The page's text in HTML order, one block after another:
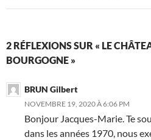
2 RÉFLEXIONS SUR « LE
BOURGOGNE »
BRUN Gilbert
NOVEMBRE 19, 2020 À 6:06 PM
Bonjour Jacques-Marie. Te
dans les années 1970, nous